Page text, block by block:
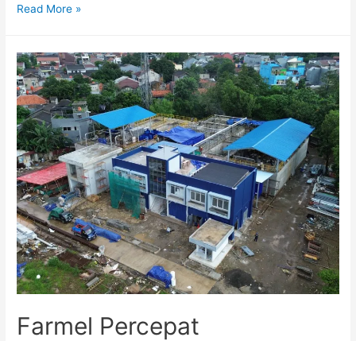
Read More »
Farmel Percepat